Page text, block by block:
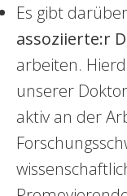
Es gibt
assoziierte:r
arbeiten.
unserer
aktiv an der